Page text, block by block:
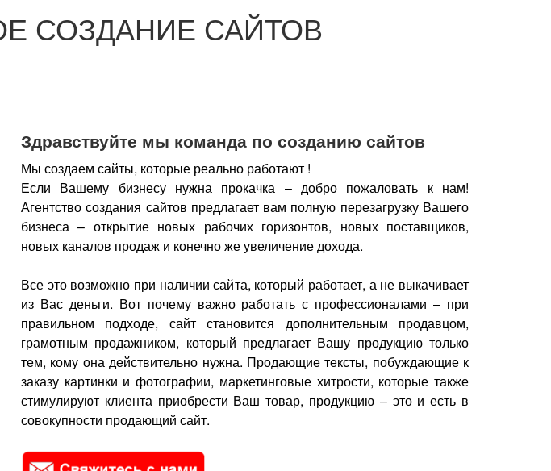
СОЗДАНИЕ САЙТОВ
Здравствуйте мы команда по созданию сайтов
Мы создаем сайты, которые реально работают !
Если Вашему бизнесу нужна прокачка – добро пожаловать к нам!
Агентство создания сайтов предлагает вам полную перезагрузку Вашего
бизнеса – открытие новых рабочих горизонтов, новых поставщиков,
новых каналов продаж и конечно же увеличение дохода.
Все это возможно при наличии сайта, который работает, а не выкачивает
из Вас деньги. Вот почему важно работать с профессионалами – при
правильном подходе, сайт становится дополнительным продавцом,
грамотным продажником, который предлагает Вашу продукцию только
тем, кому она действительно нужна. Продающие тексты, побуждающие к
заказу картинки и фотографии, маркетинговые хитрости, которые также
стимулируют клиента приобрести Ваш товар, продукцию – это и есть в
совокупности продающий сайт.